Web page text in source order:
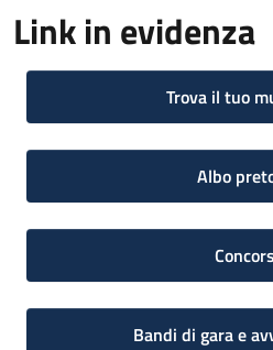
Link in evidenza
Trova il tuo
Albo
Bandi di gara e